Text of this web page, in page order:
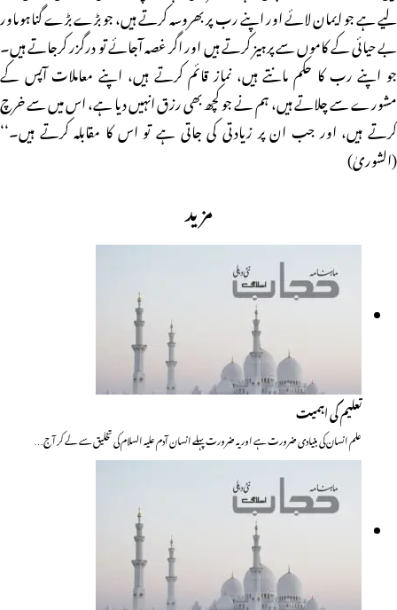
لیے ہے جو ایمان لائے اور اپنے رب پر بھروسہ کرتے ہیں، جو بڑے بڑے گناہوںاور
بے حیائی کے کاموں سے پرہیز کرتے ہیں اور اگر غصہ آجائے تو درگزر کرجاتے ہیں۔
جو اپنے رب کا حکم مانتے ہیں، نماز قائم کرتے ہیں، اپنے معاملات آپس کے
مشورے سے چلاتے ہیں، ہم نے جو کچھ بھی رزق انہیں دیا ہے، اس میں سے خرچ
کرتے ہیں، اور جب ان پر زیادتی کی جاتی ہے تو اس کا مقابلہ کرتے ہیں۔‘‘
(الشوریٰ)
مزید
تعلیم کی اہمیت
علم انسان کی بنیادی ضرورت ہے اور یہ ضرورت پہلے انسان آدم علیہ السلام کی تخلیق سے لے کر آج…